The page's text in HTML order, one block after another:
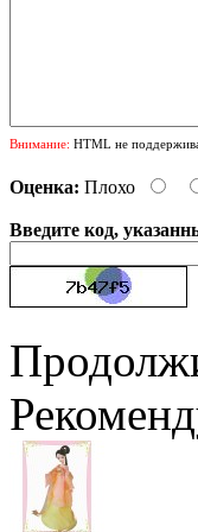
Внимание: HTML не
Оценка: Плохо
Введите код,